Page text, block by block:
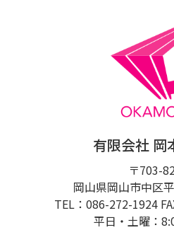
有限会社 岡
〒703-
岡山県岡山市中区
TEL：086-272-1924
平日・土曜：